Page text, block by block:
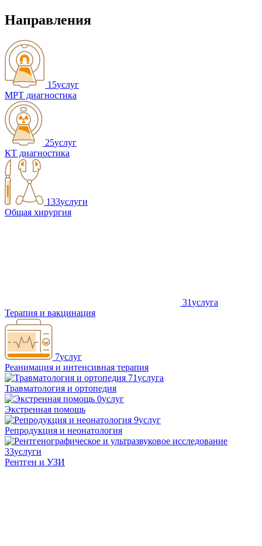
Направления
15услуг
МРТ диагностика
25услуг
КТ диагностика
133услуги
Общая хирургия
31услуга
Терапия и вакцинация
7услуг
Реанимация и интенсивная терапия
71услуга
Травматология и ортопедия
0услуг
Экстренная помощь
9услуг
Репродукция и неонатология
33услуги
Рентген и УЗИ